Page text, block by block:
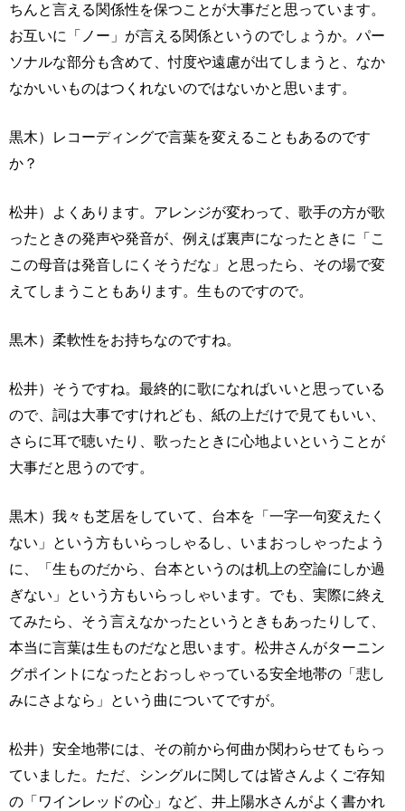
ちんと言える関係性を保つことが大事だと思っています。
お互いに「ノー」が言える関係というのでしょうか。パー
ソナルな部分も含めて、忖度や遠慮が出てしまうと、なか
なかいいものはつくれないのではないかと思います。
黒木）レコーディングで言葉を変えることもあるのです
か？
松井）よくあります。アレンジが変わって、歌手の方が歌
ったときの発声や発音が、例えば裏声になったときに「こ
この母音は発音しにくそうだな」と思ったら、その場で変
えてしまうこともあります。生ものですので。
黒木）柔軟性をお持ちなのですね。
松井）そうですね。最終的に歌になればいいと思っている
ので、詞は大事ですけれども、紙の上だけで見てもいい、
さらに耳で聴いたり、歌ったときに心地よいということが
大事だと思うのです。
黒木）我々も芝居をしていて、台本を「一字一句変えたく
ない」という方もいらっしゃるし、いまおっしゃったよう
に、「生ものだから、台本というのは机上の空論にしか過
ぎない」という方もいらっしゃいます。でも、実際に終え
てみたら、そう言えなかったというときもあったりして、
本当に言葉は生ものだなと思います。松井さんがターニン
グポイントになったとおっしゃっている安全地帯の「悲し
みにさよなら」という曲についてですが。
松井）安全地帯には、その前から何曲か関わらせてもらっ
ていました。ただ、シングルに関しては皆さんよくご存知
の「ワインレッドの心」など、井上陽水さんがよく書かれ